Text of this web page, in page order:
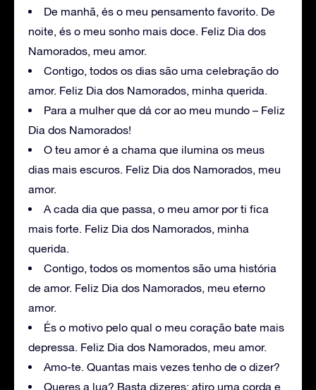
De manhã, és o meu pensamento favorito. De
noite, és o meu sonho mais doce. Feliz Dia dos
Namorados, meu amor.
Contigo, todos os dias são uma celebração do
amor. Feliz Dia dos Namorados, minha querida.
Para a mulher que dá cor ao meu mundo – Feliz
Dia dos Namorados!
O teu amor é a chama que ilumina os meus
dias mais escuros. Feliz Dia dos Namorados, meu
amor.
A cada dia que passa, o meu amor por ti fica
mais forte. Feliz Dia dos Namorados, minha
querida.
Contigo, todos os momentos são uma história
de amor. Feliz Dia dos Namorados, meu eterno
amor.
És o motivo pelo qual o meu coração bate mais
depressa. Feliz Dia dos Namorados, meu amor.
Amo-te. Quantas mais vezes tenho de o dizer?
Queres a lua? Basta dizeres: atiro uma corda e